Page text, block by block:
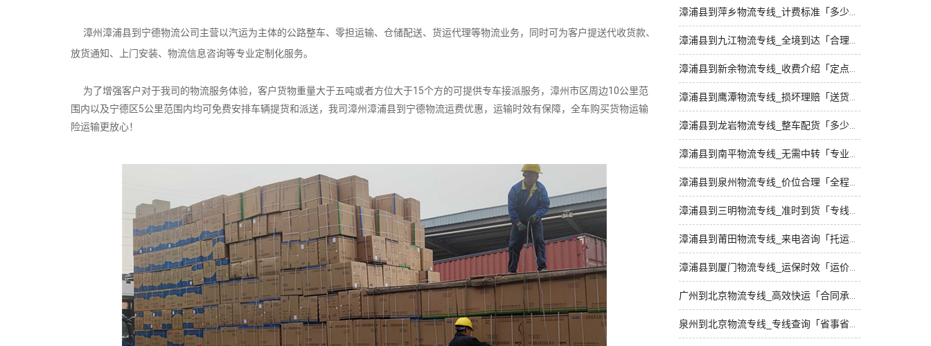
漳州漳浦县到宁德物流公司主营以汽运为主体的公路整车、零担运输、仓储配送、货运代理等物流业务，同时可为客户提送代收货款、
放货通知、上门安装、物流信息咨询等专业定制化服务。
为了增强客户对于我司的物流服务体验，客户货物重量大于五吨或者方位大于15个方的可提供专车接派服务，漳州市区周边10公里范
围内以及宁德区5公里范围内均可免费安排车辆提货和派送，我司漳州漳浦县到宁德物流运费优惠，运输时效有保障，全车购买货物运输
险运输更放心！
漳浦县到萍乡物流专线_计费标准「多少一吨」
漳浦县到九江物流专线_全境到达「合理收费」
漳浦县到新余物流专线_收费介绍「定点发车」
漳浦县到鹰潭物流专线_损坏理赔「送货上门」
漳浦县到龙岩物流专线_整车配货「多少一吨」
漳浦县到南平物流专线_无需中转「专业调车」
漳浦县到泉州物流专线_价位合理「全程无虑」
漳浦县到三明物流专线_准时到货「专线直达」
漳浦县到莆田物流专线_来电咨询「托运省心」
漳浦县到厦门物流专线_运保时效「运价查询」
广州到北京物流专线_高效快运「合同承运」
泉州到北京物流专线_专线查询「省事省心」